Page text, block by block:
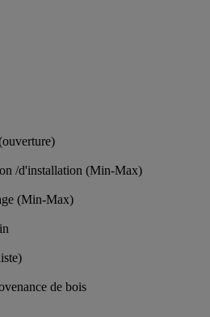
/d'installation (Min-Max)
(Min-Max)
de bois